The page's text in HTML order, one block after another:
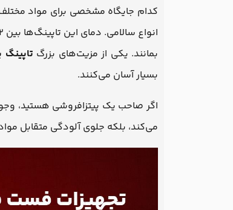
کدام جایگاه مشخصی برای مواد مختلف
بمانند. یکی از مزیت‌های بزرگ تاپینگ
بسیار آسان می‌کنند.
اگر صاحب یک پیتزافروشی هستید،
می‌کند، بلکه جلوی آلودگی متقابل